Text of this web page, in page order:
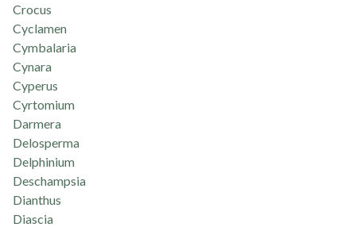
Crocus
Cyclamen
Cymbalaria
Cynara
Cyperus
Cyrtomium
Darmera
Delosperma
Delphinium
Deschampsia
Dianthus
Diascia